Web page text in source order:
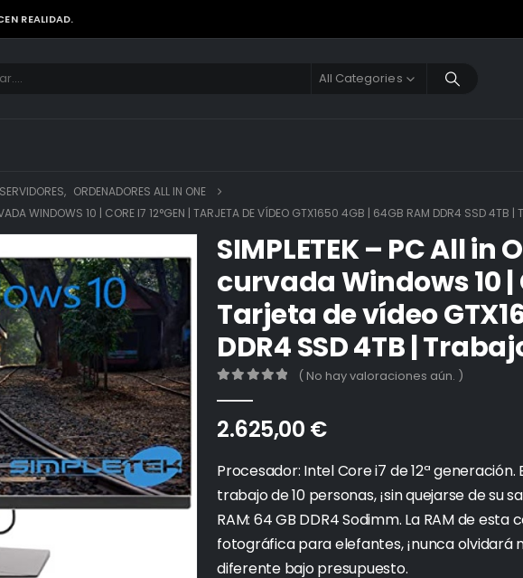
REALIDAD.
All Categories
, ORDENADORES ALL IN ONE
WINDOWS 10 | CORE I7 12°GEN | TARJETA DE VÍDEO GTX1650 4GB | 64GB RAM DDR4 SSD 4TB |
SIMPLETEK – PC All in
curvada Windows 10 |
Tarjeta de vídeo
DDR4 SSD 4TB |
( No hay valoraciones aún. )
2.625,00 €
Procesador: Intel Core i7 de 12ª
trabajo de 10 personas, ¡sin quejarse de su
RAM: 64 GB DDR4 Sodimm. La RAM de
fotográfica para elefantes, ¡nunca olvidará
diferente bajo presupuesto.